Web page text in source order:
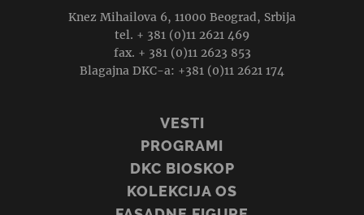
Knez Mihailova 6, 11000 Beograd, Srbija
tel. + 381 (0)11 2621 469
fax. + 381 (0)11 2623 853
Blagajna DKC-a: +381 (0)11 2621 174
VESTI
PROGRAMI
DKC BIOSKOP
KOLEKCIJA OS